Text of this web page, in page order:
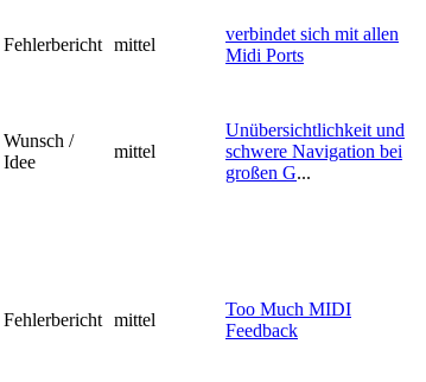
Fehlerbericht mittel
verbindet sich mit allen
Midi Ports
Wunsch /
Idee
mittel
Unübersichtlichkeit und
schwere Navigation bei
großen G...
Fehlerbericht mittel
Too Much MIDI
Feedback